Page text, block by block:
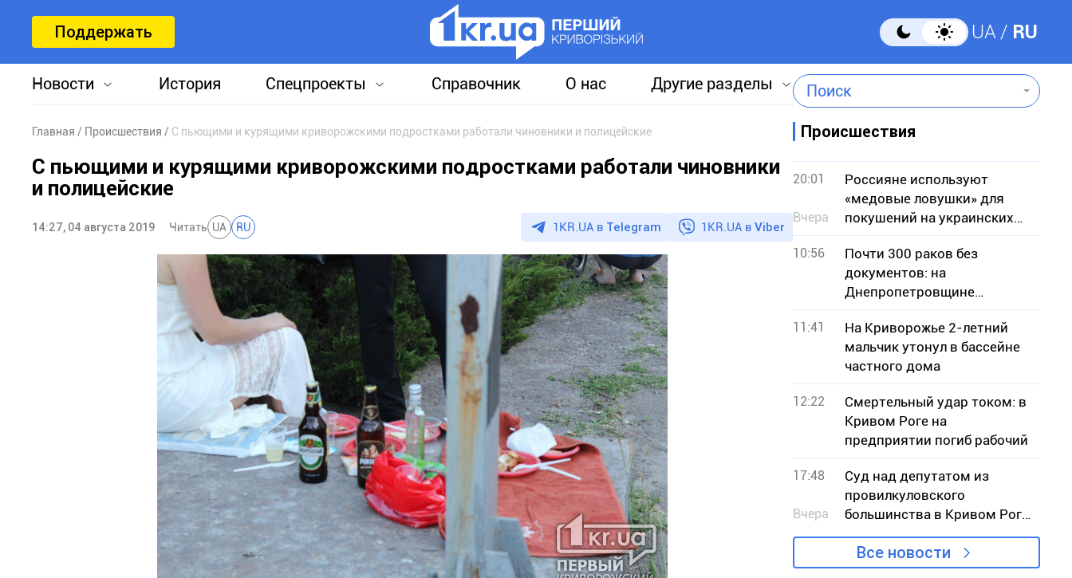
Поддержать UA RU
Новости История Спецпроекты Справочник О нас Другие разделы Поиск
Главная Происшествия С пьющими и курящими криворожскими подростками работали чиновники и полицейские
С пьющими и курящими криворожскими подростками работали чиновники
и полицейские
14:27, 04 августа 2019 Читать UA RU 1KR.UA в Telegram 1KR.UA в Viber
Происшествия
20:01
Вчера
Россияне используют
«медовые ловушки» для
покушений на украинских
военных — СБУ
10:56
Почти 300 раков без
документов: на
Днепропетровщине
разоблачили незаконную
продажу
11:41
На Криворожье 2-летний
мальчик утонул в бассейне
частного дома
12:22
Смертельный удар током: в
Кривом Роге на
предприятии погиб рабочий
17:48
Вчера
Суд над депутатом из
провилкуловского
большинства в Кривом Роге:
потерпевшая сторона
заявляет, что она не
потерпевшая
Все новости